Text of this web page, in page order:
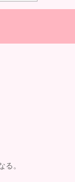
る。